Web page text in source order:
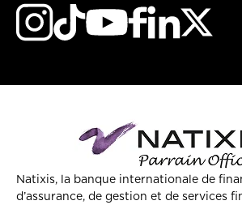
Natixis, la banque internationale de
d’assurance, de gestion et de services